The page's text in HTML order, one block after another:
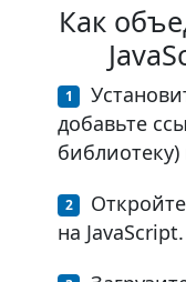
Как
добавьте
на JavaScript.